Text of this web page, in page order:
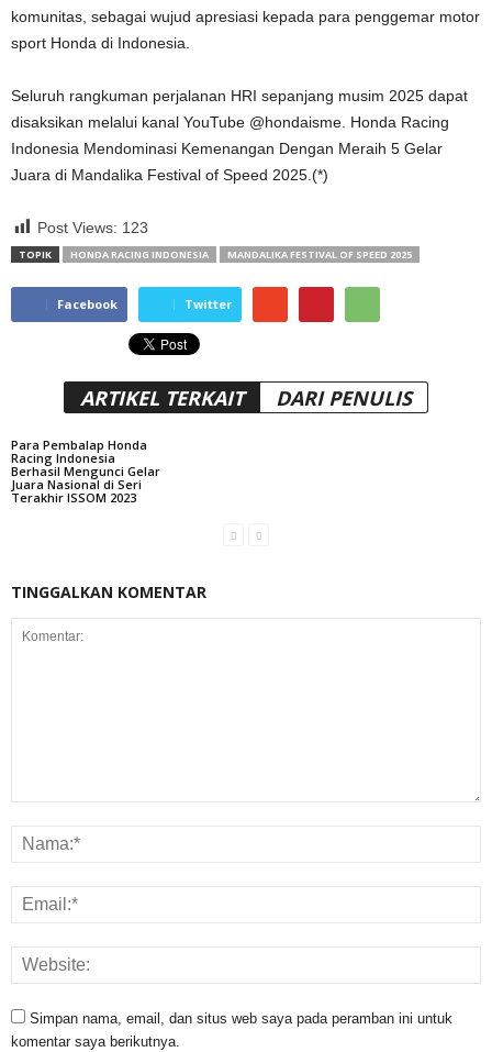
komunitas, sebagai wujud apresiasi kepada para penggemar motor
sport Honda di Indonesia.
Seluruh rangkuman perjalanan HRI sepanjang musim 2025 dapat
disaksikan melalui kanal YouTube @hondaisme. Honda Racing
Indonesia Mendominasi Kemenangan Dengan Meraih 5 Gelar
Juara di Mandalika Festival of Speed 2025.(*)
Post Views: 123
TOPIK HONDA RACING INDONESIA MANDALIKA FESTIVAL OF SPEED 2025
Facebook Twitter
ARTIKEL TERKAIT DARI PENULIS
Para Pembalap Honda
Racing Indonesia
Berhasil Mengunci Gelar
Juara Nasional di Seri
Terakhir ISSOM 2023
TINGGALKAN KOMENTAR
Simpan nama, email, dan situs web saya pada peramban ini untuk
komentar saya berikutnya.